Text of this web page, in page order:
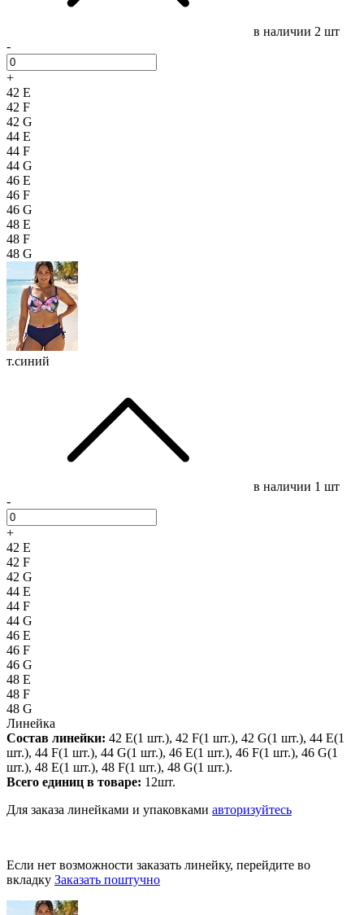
в наличии 2 шт
-
+
42 E
42 F
42 G
44 E
44 F
44 G
46 E
46 F
46 G
48 E
48 F
48 G
т.синий
в наличии 1 шт
-
+
42 E
42 F
42 G
44 E
44 F
44 G
46 E
46 F
46 G
48 E
48 F
48 G
Линейка
Состав линейки: 42 E(1 шт.), 42 F(1 шт.), 42 G(1 шт.), 44 E(1
шт.), 44 F(1 шт.), 44 G(1 шт.), 46 E(1 шт.), 46 F(1 шт.), 46 G(1
шт.), 48 E(1 шт.), 48 F(1 шт.), 48 G(1 шт.).
Всего единиц в товаре: 12шт.
Для заказа линейками и упаковками авторизуйтесь
Если нет возможности заказать линейку, перейдите во
вкладку Заказать поштучно